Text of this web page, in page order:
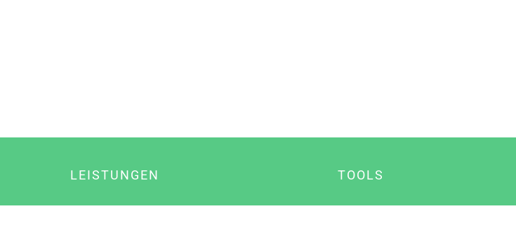
LEISTUNGEN TOOLS